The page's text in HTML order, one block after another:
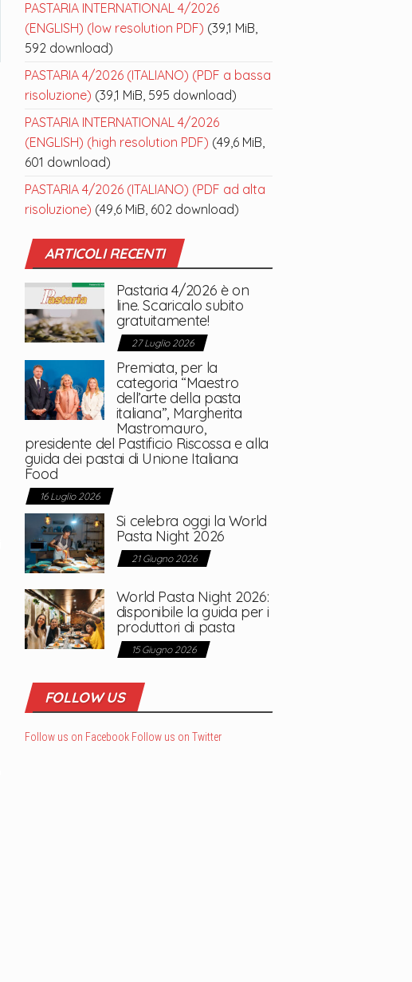
PASTARIA INTERNATIONAL 4/2026
(ENGLISH) (low resolution PDF) (39,1 MiB,
592 download)
PASTARIA 4/2026 (ITALIANO) (PDF a bassa
risoluzione) (39,1 MiB, 595 download)
PASTARIA INTERNATIONAL 4/2026
(ENGLISH) (high resolution PDF) (49,6 MiB,
601 download)
PASTARIA 4/2026 (ITALIANO) (PDF ad alta
risoluzione) (49,6 MiB, 602 download)
ARTICOLI RECENTI
Pastaria 4/2026 è on
line. Scaricalo subito
gratuitamente!
27 Luglio 2026
Premiata, per la
categoria “Maestro
dell’arte della pasta
italiana”, Margherita
Mastromauro,
presidente del Pastificio Riscossa e alla
guida dei pastai di Unione Italiana
Food
16 Luglio 2026
Si celebra oggi la World
Pasta Night 2026
21 Giugno 2026
World Pasta Night 2026:
disponibile la guida per i
produttori di pasta
15 Giugno 2026
FOLLOW US
Follow us on Facebook Follow us on Twitter